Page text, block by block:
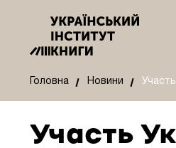
Головна Новини
Участь